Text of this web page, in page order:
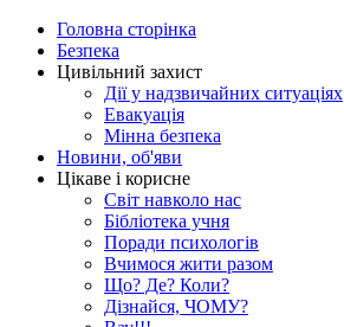
Головна сторінка
Безпека
Цивільний захист
Дії у надзвичайних ситуаціях
Евакуація
Мінна безпека
Новини, об'яви
Цікаве і корисне
Світ навколо нас
Бібліотека учня
Поради психологів
Вчимося жити разом
Що? Де? Коли?
Дізнайся, ЧОМУ?